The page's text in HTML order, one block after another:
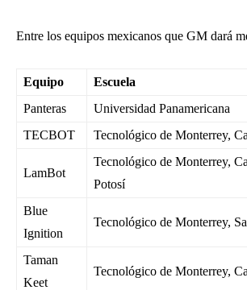
Entre los equipos mexicanos que GM dará
Equipo
Escuela
Panteras
Universidad Panamericana
TECBOT
Tecnológico de Monterrey,
LamBot
Tecnológico de Monterrey,
Potosí
Blue
Ignition
Tecnológico de Monterrey,
Taman
Keet
Tecnológico de Monterrey,